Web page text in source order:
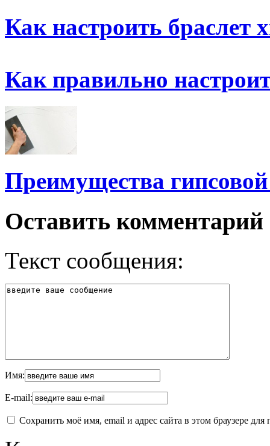
Как настроить браслет
Как правильно
Преимущества
Оставить комментарий
Текст сообщения:
Имя:
E-mail:
Сохранить моё имя, email и адрес сайта в этом браузере